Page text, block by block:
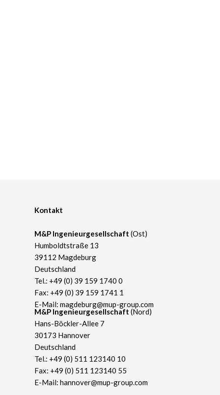
​M&P Ingenieurgesellschaft (Nord)
Hans-Böckler-Allee 7
30173 Hannover
Deutschland
Tel.: +49 (0) 511 123140 10
Fax: +49 (0) 511 123140 55
E-Mail: hannover@mup-group.com
Kontakt
M&P Ingenieurgesellschaft (Ost)
Humboldtstraße 13
39112 Magdeburg
Deutschland
Tel.: +49 (0) 39 159 1740 0
Fax: +49 (0) 39 159 1741 1
E-Mail: magdeburg@mup-group.com